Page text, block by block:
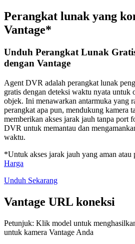
Perangkat lunak yang
Vantage*
Unduh Perangkat Lunak
dengan Vantage
Agent DVR adalah perangkat lunak
gratis dengan deteksi waktu nyata untuk
objek. Ini menawarkan antarmuka yang
perangkat apa pun, mendukung kamera
memberikan akses jarak jauh tanpa port
DVR untuk memantau dan
waktu.
*Untuk akses jarak jauh yang aman atau
Harga
Unduh Sekarang
Vantage URL koneksi
Petunjuk: Klik model untuk
untuk kamera Vantage Anda